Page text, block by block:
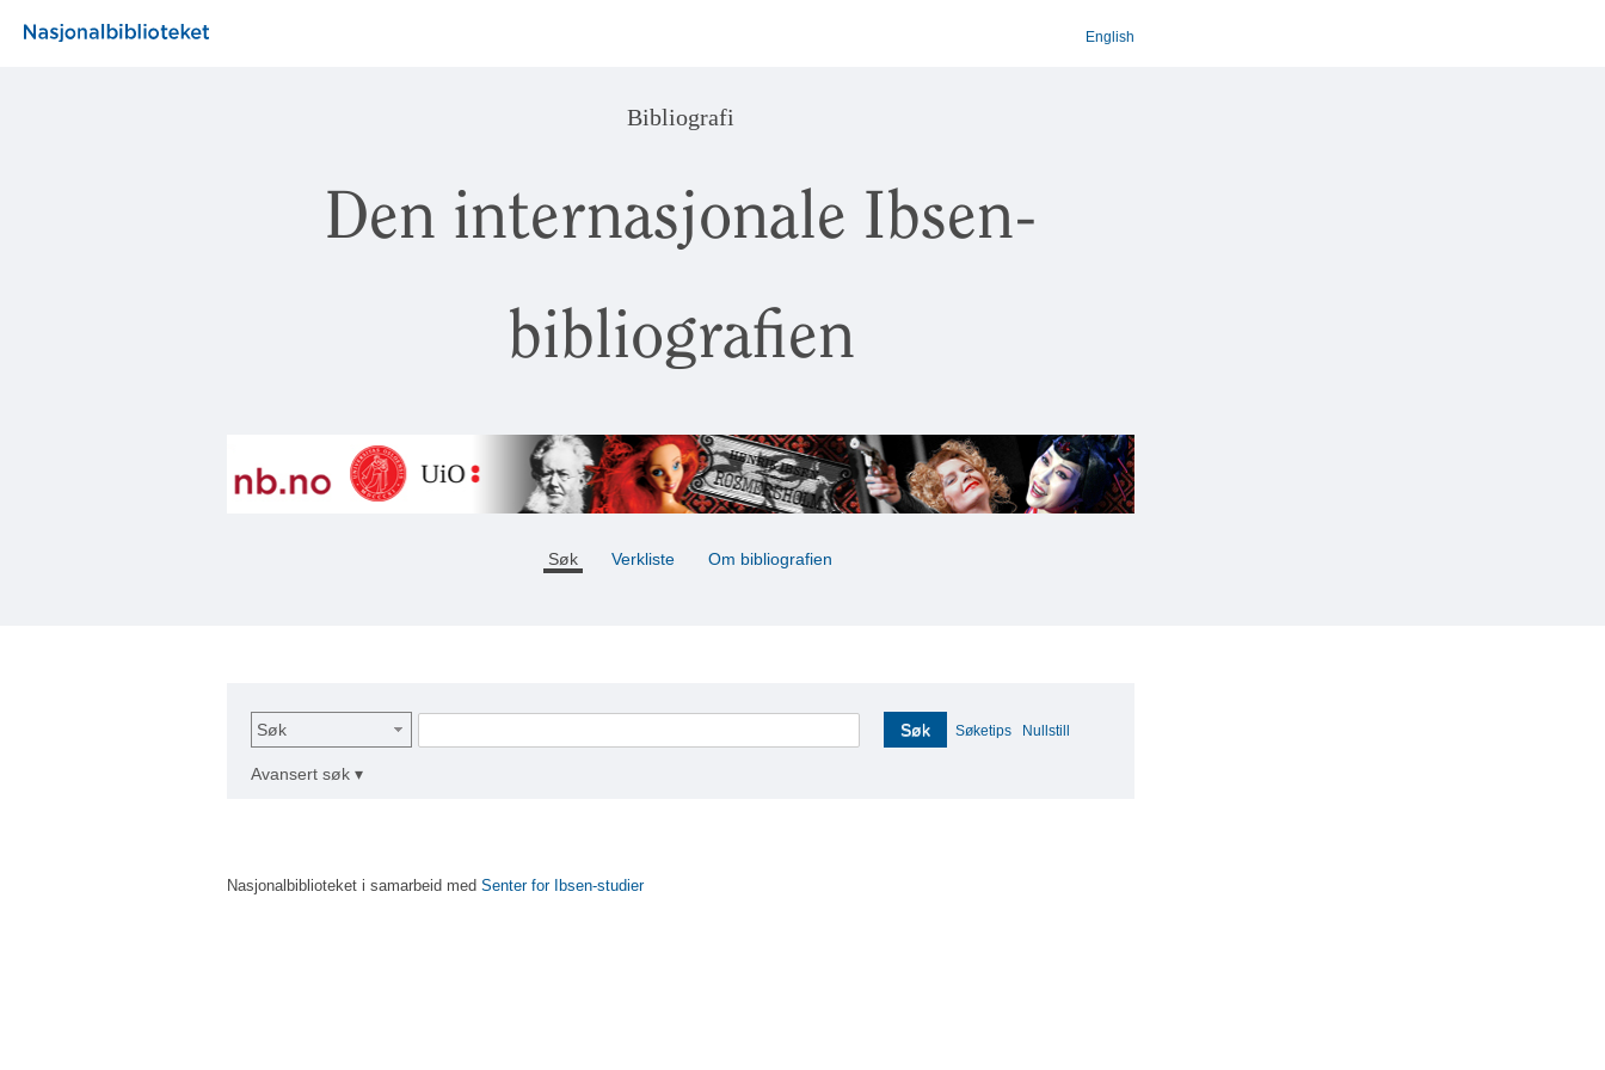
English
Bibliografi
Den internasjonale Ibsen-
bibliografien
Søk Verkliste Om bibliografien
Søk Søk Søketips Nullstill
Avansert søk ▾
Nasjonalbiblioteket i samarbeid med Senter for Ibsen-studier